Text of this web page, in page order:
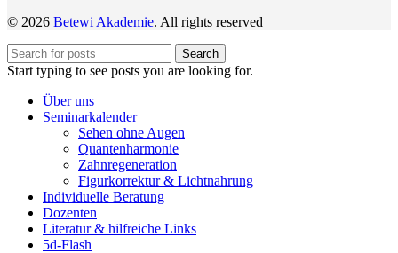
© 2026 Betewi Akademie. All rights reserved
Search
Start typing to see posts you are looking for.
Über uns
Seminarkalender
Sehen ohne Augen
Quantenharmonie
Zahnregeneration
Figurkorrektur & Lichtnahrung
Individuelle Beratung
Dozenten
Literatur & hilfreiche Links
5d-Flash